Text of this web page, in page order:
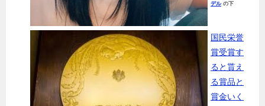
デルの下
国民栄誉
賞受賞す
ると貰え
る賞品と
賞金いく